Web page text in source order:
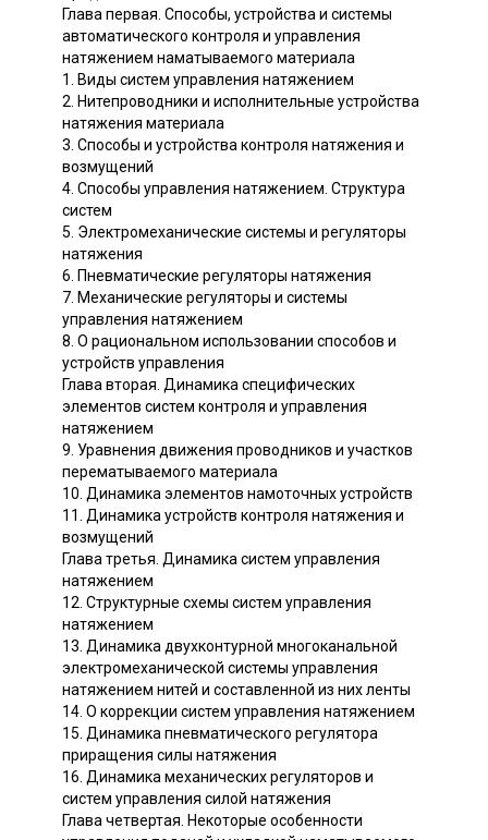
Глава первая. Способы, устройства и системы
автоматического контроля и управления
натяжением наматываемого материала
1. Виды систем управления натяжением
2. Нитепроводники и исполнительные устройства
натяжения материала
3. Способы и устройства контроля натяжения и
возмущений
4. Способы управления натяжением. Структура
систем
5. Электромеханические системы и регуляторы
натяжения
6. Пневматические регуляторы натяжения
7. Механические регуляторы и системы
управления натяжением
8. О рациональном использовании способов и
устройств управления
Глава вторая. Динамика специфических
элементов систем контроля и управления
натяжением
9. Уравнения движения проводников и участков
перематываемого материала
10. Динамика элементов намоточных устройств
11. Динамика устройств контроля натяжения и
возмущений
Глава третья. Динамика систем управления
натяжением
12. Структурные схемы систем управления
натяжением
13. Динамика двухконтурной многоканальной
электромеханической системы управления
натяжением нитей и составленной из них ленты
14. О коррекции систем управления натяжением
15. Динамика пневматического регулятора
приращения силы натяжения
16. Динамика механических регуляторов и
систем управления силой натяжения
Глава четвертая. Некоторые особенности